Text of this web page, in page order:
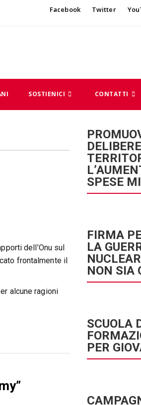
Skip
Facebook Twitter
SOSTIENICI CONTATTI
dell’Onu sul
frontalmente il
alcune ragioni
SPESE
FIRMA
LA
NON SIA
SCUOLA
PER